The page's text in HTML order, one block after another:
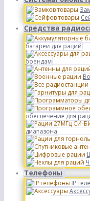
Средства
батареи для раций
брендам
обеспечение для
диапазона
Телефоны
IP